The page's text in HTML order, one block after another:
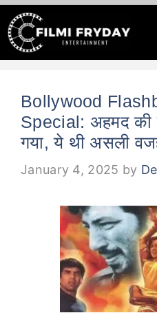
Skip
to
content
Bollywood
Special: अहमद की
गया, ये थी असली
January 4, 2025 by